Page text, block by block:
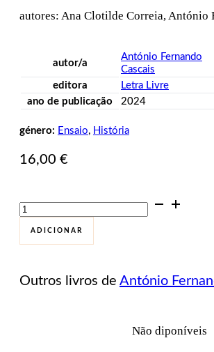
autores: Ana Clotilde Correia, António
autor/a
António Fernando
Cascais
editora
Letra Livre
ano de publicação
2024
género: Ensaio, História
16,00 €
Quantidade
de
Dissidências
e
no
ADICIONAR
Outros livros de António
Não diponíveis